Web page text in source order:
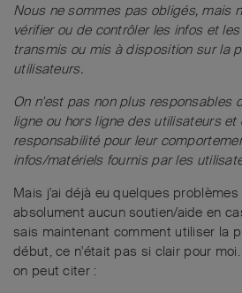
Nous ne sommes pas obligés, mais
vérifier ou de contrôler les infos et
transmis ou mis à disposition sur la
utilisateurs.
On n'est pas non plus responsables
ligne ou hors ligne des utilisateurs et
responsabilité pour leur
infos/matériels fournis par les
Mais j'ai déjà eu quelques problèmes
absolument aucun soutien/aide en
sais maintenant comment utiliser la
début, ce n'était pas si clair pour
on peut citer :